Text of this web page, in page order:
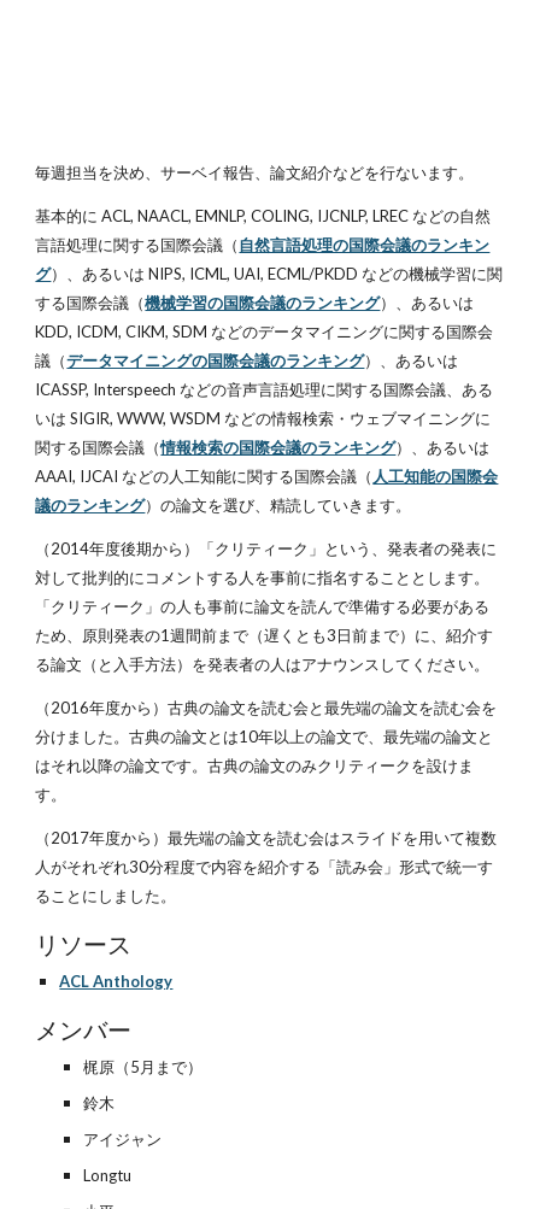
毎週担当を決め、サーベイ報告、論文紹介などを行ないます。
基本的に ACL, NAACL, EMNLP, COLING, IJCNLP, LREC などの自然
言語処理に関する国際会議（自然言語処理の国際会議のランキン
グ）、あるいは NIPS, ICML, UAI, ECML/PKDD などの機械学習に関
する国際会議（機械学習の国際会議のランキング）、あるいは
KDD, ICDM, CIKM, SDM などのデータマイニングに関する国際会
議（データマイニングの国際会議のランキング）、あるいは
ICASSP, Interspeech などの音声言語処理に関する国際会議、ある
いは SIGIR, WWW, WSDM などの情報検索・ウェブマイニングに
関する国際会議（情報検索の国際会議のランキング）、あるいは
AAAI, IJCAI などの人工知能に関する国際会議（ 人工知能の国際会
議のランキング）の論文を選び、精読していきます。
（2014年度後期から）「クリティーク」という、発表者の発表に
対して批判的にコメントする人を事前に指名することとします。
「クリティーク」の人も事前に論文を読んで準備する必要がある
ため、原則発表の1週間前まで（遅くとも3日前まで）に、紹介す
る論文（と入手方法）を発表者の人はアナウンスしてください。
（2016年度から）古典の論文を読む会と最先端の論文を読む会を
分けました。古典の論文とは10年以上の論文で、最先端の論文と
はそれ以降の論文です。古典の論文のみクリティークを設けま
す。
（2017年度から）最先端の論文を読む会はスライドを用いて複数
人がそれぞれ30分程度で内容を紹介する「読み会」形式で統一す
ることにしました。
リソース
ACL Anthology
メンバー
梶原（5月まで）
鈴木
アイジャン
Longtu